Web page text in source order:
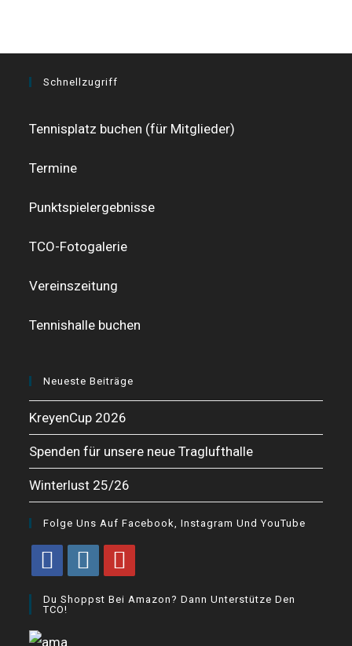
Schnellzugriff
Tennisplatz buchen (für Mitglieder)
Termine
Punktspielergebnisse
TCO-Fotogalerie
Vereinszeitung
Tennishalle buchen
Neueste Beiträge
KreyenCup 2026
Spenden für unsere neue Traglufthalle
Winterlust 25/26
Folge Uns Auf Facebook, Instagram Und YouTube
in
in
Du Shoppst Bei Amazon? Dann Unterstütze Den
TCO!